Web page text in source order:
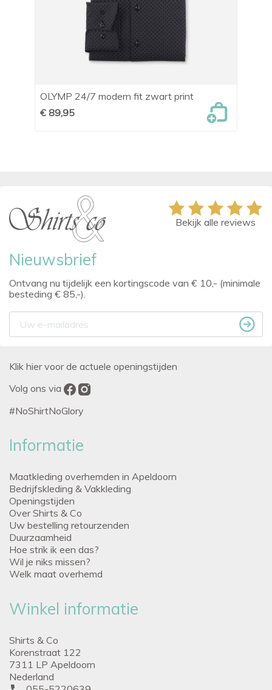
OLYMP 24/7 modern fit zwart print
€ 89,95
Nieuwsbrief
Ontvang nu tijdelijk een kortingscode van € 10,- (minimale
besteding € 85,-).
Bekijk alle reviews
Klik hier voor de actuele openingstijden
Volg ons via
#NoShirtNoGlory
Informatie
Maatkleding overhemden in Apeldoorn
Bedrijfskleding & Vakkleding
Openingstijden
Over Shirts & Co
Uw bestelling retourzenden
Duurzaamheid
Hoe strik ik een das?
Wil je niks missen?
Welk maat overhemd
Winkel informatie
Shirts & Co
Korenstraat 122
7311 LP Apeldoorn
Nederland